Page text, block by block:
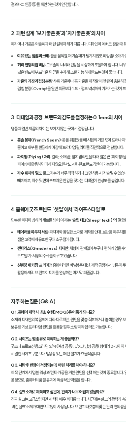
결과(KC 인증 등)를 확인하는 것이 안전합니다.
2. 패턴 설계: '보기 좋은 옷'과 '자기 좋은 옷'의 차이
파자마나 가운은 외출복과 패턴 설계 자체가 다릅니다. 디자인이 예뻐도 잠잘 때
여유 있는 암홀과 소매 : 팔을 움직일 때 가슴께가 당기지 않도록 암홀(소매
허리 밴딩의 압박감: 고무줄의 너비와 탄성을 세심하게 조절해야 합니다.
넓은 밴드에 부드러운 면 끈을 추가해 조절 가능하게 만드는 것이 좋습니다.
가운의 기장과 겹침 분량: 샤워 가운이나 홈 가운을 제작할 때 앞판이 충분히
겹침 분량(Overlap)을 일반 의류보다 1.5배 정도 넉넉하게 가져가는 것이
3. 디테일과 공정: 브랜드의 감도를 결정하는 0.1mm의 차이
명품과 일반 제품의 차이는 보이지 않는 곳에서 결정됩니다.
통솔 봉제(French Seam): 옷을 뒤집었을 때 시접의 거친 면이 드러나
줄이고 내부를 깔끔하게 마감해 '프리미엄 퀄리티'를 직관적으로 전달합니다.
파이핑(Piping) 처리 : 칼라, 소매 끝, 앞여밈 라인을 따라 얇은 끈(파이핑)
파이핑에 활용하면 과하지 않으면서도 세련된 브랜드 각인이 가능합니다.
자수 위치와 밀도: 로고 자수가 너무 딱딱하거나 크면 착용 시 거슬릴 수 있
배치하고, 자수 뒷면에 부드러운 안감을 덧대는 디테일이 완성도를 높입니다.
4. 홈웨어 굿즈 트렌드: '셋업'에서 '라이프스타일'로
단순한 파자마 상하의 세트를 넘어, 이제는'슬립 테크(Sleep-tech)'와 결합
웨어러블 파우치 세트: 파자마와 동일한 소재로 제작된 안대, 보관용 파우치
점은 고객에게 유효한 구매 소구점이 됩니다.
젠더리스(Genderless) 디자인: 체형에 관계없이 누구나 편하게 입을
오트밀)가 시장의 주류를 이루고 있습니다.
친환경 패키징: 프리미엄 홈웨어라면 비닐봉투 대신, 제작 공정에서 남은 자
활용하세요. 브랜드 이미지를 완성하는 마지막 퍼즐입니다.
자주 하는 질문 (Q&A)
Q1. 홈웨어 제작 시 최소 수량(MOQ)은 어떻게 되나요?
소재와 디자인의 복잡도에 따라 다르지만, 원단을 맞춤 직조하거나 염색할 경
보유한 기성 프리미엄 원단을 활용할 경우 소량 제작 협의도 가능합니다.
Q2. 사이즈는 몇 종류로 제작하는 게 좋을까요?
굿즈나 프로모션 용도라면 S/M(여성 공용), L/XL(남성 공용) 형태의 2~3가지
세밀한 사이즈 구분보다 범용성 있는 패턴 설계가 효율적입니다.
Q3. 세탁 후 변형이 걱정되는데, 어떤 처리를 해야 하나요?
제작 단계에서 '덤블 워싱'과 '텐타 가공'을 거친 원단을 선택하는 것이 중요합니다
공정으로, 홈웨어의 품질 유지에 핵심적인 역할을 합니다.
Q4. 실크 소재로 제작하고 싶은데, 관리가 너무 어렵지 않을까요?
진짜 실크는 고급스럽지만 세탁이 매우 까다롭습니다. 최근에는 실크의 광택과
'비건 실크' 소재가 대안으로 많이 사용됩니다. 브랜드 타겟층에 맞는 관리 편의성